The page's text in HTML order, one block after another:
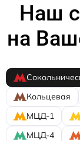
Наш
на
Кольцевая
МЦД-1
МЦД-4